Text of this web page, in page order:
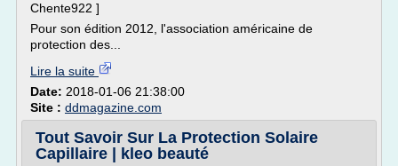
Chente922 ]
Pour son édition 2012, l'association américaine de
protection des...
Lire la suite
Date: 2018-01-06 21:38:00
Site : ddmagazine.com
Tout Savoir Sur La Protection Solaire
Capillaire | kleo beauté